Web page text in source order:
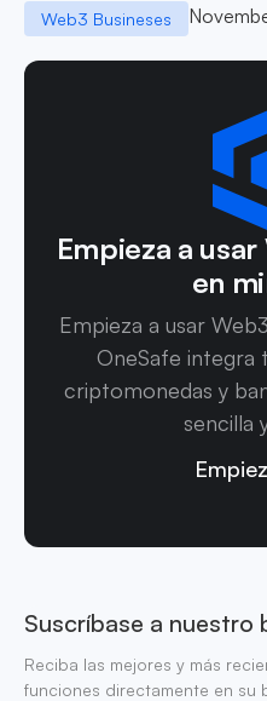
Web3 Busineses
Empieza a
en
Empieza a usar
OneSafe integra
criptomonedas y
sencilla
Suscríbase a nuestro
Reciba las mejores y más
funciones directamente en su